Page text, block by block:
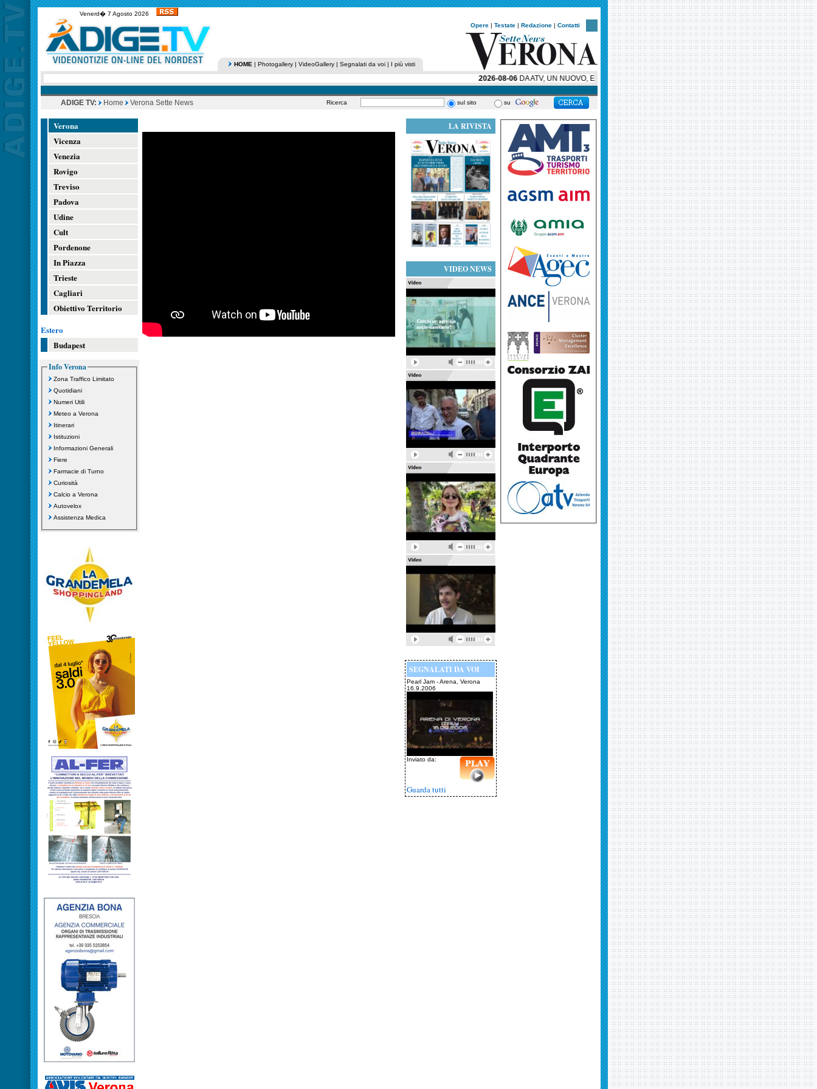
Venerd� 7 Agosto 2026
Opere | Testate | Redazione | Contatti
HOME | Photogallery | VideoGallery | Segnalati da voi | I più visti
2026-08-06DA ATV, UN NUOVO, ESCLUSIVO, SUPER BUS PER HELLAS VERONA, AMBASCIATORE
ADIGE TV: Home Verona Sette News Ricerca sul sito su
Verona
Vicenza
Venezia
Rovigo
Treviso
Padova
Udine
Cult
Pordenone
In Piazza
Trieste
Cagliari
Obiettivo Territorio
Estero
Budapest
Info Verona
Zona Traffico Limitato
Quotidiani
Numeri Utili
Meteo a Verona
Itinerari
Istituzioni
Informazioni Generali
Fiere
Farmacie di Turno
Curiosità
Calcio a Verona
Autovelox
Assistenza Medica
LA RIVISTA
VIDEO NEWS
SEGNALATI DA VOI
Pearl Jam - Arena, Verona
16.9.2006
Inviato da:
Guarda tutti